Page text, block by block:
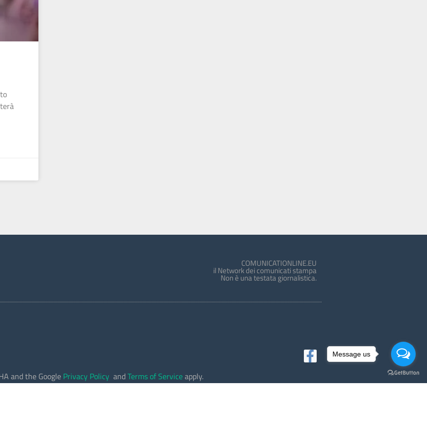
COMUNICATIONLINE.EU
il Network dei comunicati stampa
Non è una testata giornalistica.
and the Google Privacy Policy andTerms of Serviceapply.
Message us